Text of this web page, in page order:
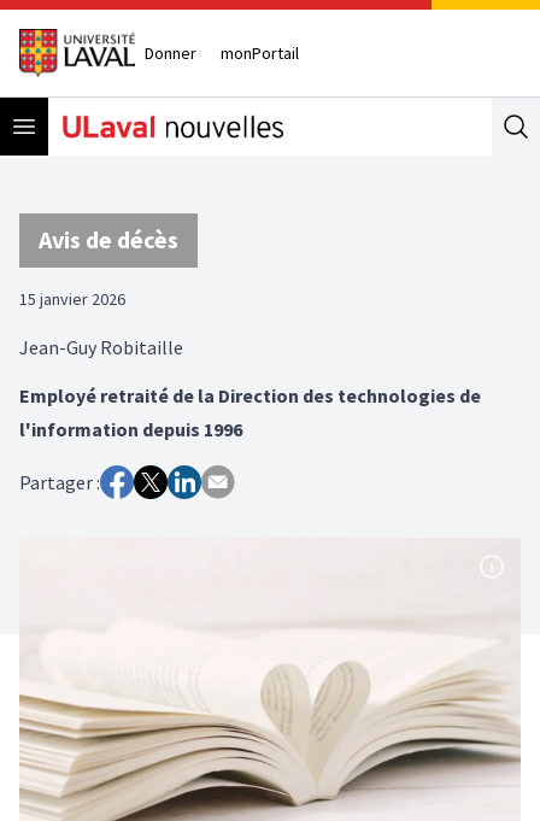
Donner monPortail
Open menu
Avis de décès
15 janvier 2026
Jean-Guy Robitaille
Employé retraité de la Direction des technologies de
l'information depuis 1996
Partager :